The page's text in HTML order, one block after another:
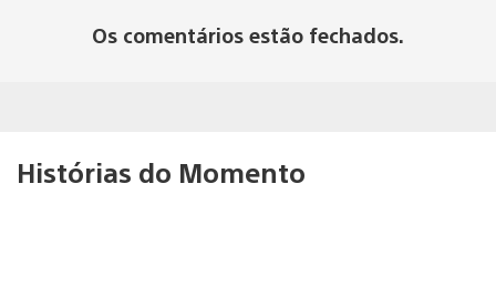
Os comentários estão fechados.
Histórias do Momento